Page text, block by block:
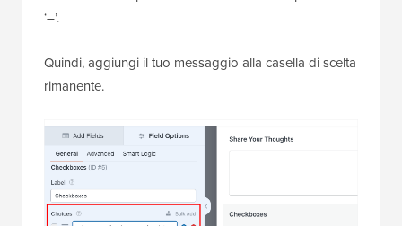
‘–’.
Quindi, aggiungi il tuo messaggio alla casella di scelta
rimanente.